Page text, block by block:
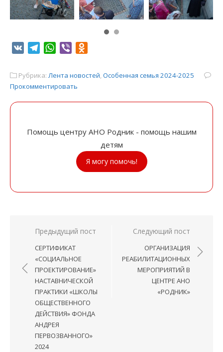
VK TelegramWhatsApp
Viber
Рубрика: Лента новостей,Особенная семья 2024-2025
Прокомментировать
Помощь центру АНО Родник - помощь нашим
детям
Я могу помочь!
Навигация
записям
Предыдущий пост
СЕРТИФИКАТ
«СОЦИАЛЬНОЕ
ПРОЕКТИРОВАНИЕ»
НАСТАВНИЧЕСКОЙ
ПРАКТИКИ «ШКОЛЫ
ОБЩЕСТВЕННОГО
ДЕЙСТВИЯ» ФОНДА
АНДРЕЯ
ПЕРВОЗВАННОГО»
2024
Следующий пост
ОРГАНИЗАЦИЯ
РЕАБИЛИТАЦИОННЫХ
МЕРОПРИЯТИЙ В
ЦЕНТРЕ АНО
«РОДНИК»